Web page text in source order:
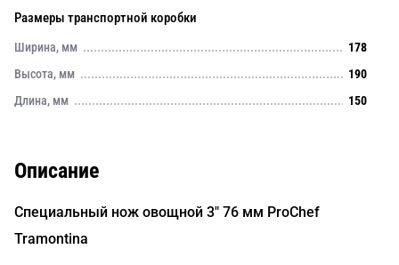
Размеры транспортной коробки
Ширина, мм
178
Высота, мм
190
Длина, мм
150
Описание
Специальный нож овощной 3" 76 мм ProChef
Tramontina